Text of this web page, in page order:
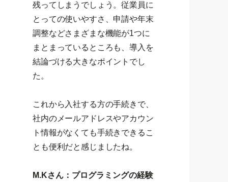
残ってしまうでしょう。従業員に
とっての使いやすさ、申請や年末
調整などさまざまな機能が1つに
まとまっているところも、導入を
結論づける大きなポイントでし
た。
これから入社する方の手続きで、
社内のメールアドレスやアカウン
ト情報がなくても手続きできるこ
とも便利だと感じましたね。
M.Kさん：プログラミングの経験